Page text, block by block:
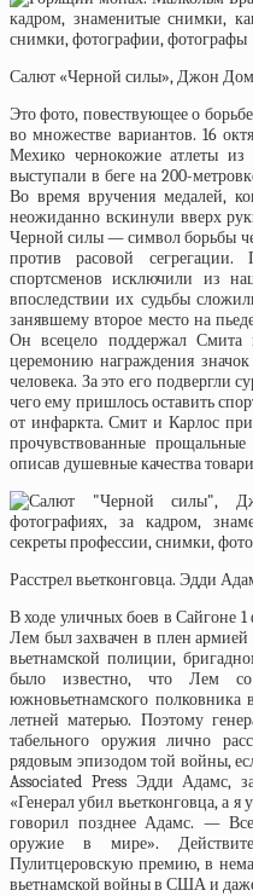
Салют «Черной силы», Джон
Это фото, повествующее о
во множестве вариантов. 16
Мехико чернокожие атлеты
выступали в беге на 200-
Во время вручения медалей,
неожиданно вскинули вверх
Черной силы — символ борьбы
против расовой
спортсменов исключили из
впоследствии их судьбы
занявшему второе место на
Он всецело поддержал Смита
церемонию награждения
человека. За это его подвергли
чего ему пришлось оставить
от инфаркта. Смит и Карлос
прочувствованные
описав душевные качества
Расстрел вьетконговца. Эдди
В ходе уличных боев в Сайгоне 1
Лем был захвачен в плен
вьетнамской полиции,
было известно, что Лем
южновьетнамского
летней матерью. Поэтому
табельного оружия лично
рядовым эпизодом той войны,
Associated Press Эдди Адамс,
«Генерал убил вьетконговца, а
говорил позднее Адамс. —
оружие в мире».
Пулитцеровскую премию, в
вьетнамской войны в США и